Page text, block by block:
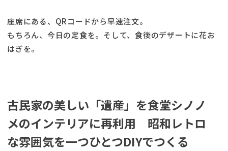
座席にある、QRコードから早速注文。
もちろん、今日の定食を。そして、食後のデザートに花お
はぎを。
古民家の美しい「遺産」を食堂シノノ
メのインテリアに再利用 昭和レトロ
な雰囲気を一つひとつDIYでつくる